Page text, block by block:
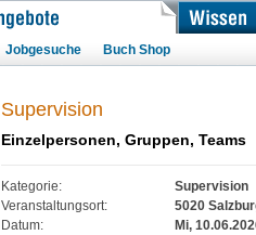
Jobgesuche Buch Shop
Supervision
Einzelpersonen, Gruppen, Teams
Kategorie:
Supervision
Veranstaltungsort:
5020
Datum:
Mi,